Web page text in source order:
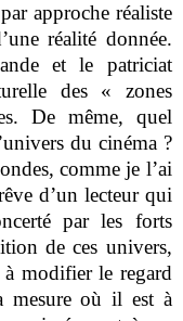
approche réaliste
réalité donnée.
et le patriciat
des « zones
De même, quel
du cinéma ?
comme je l’ai
d’un lecteur qui
par les forts
de ces univers,
modifier le regard
mesure où il est à